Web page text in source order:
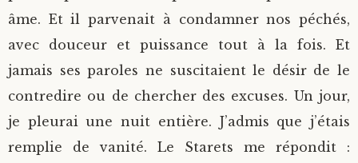
âme. Et il parvenait à condamner nos péchés,
avec douceur et puissance tout à la fois. Et
jamais ses paroles ne suscitaient le désir de le
contredire ou de chercher des excuses. Un jour,
je pleurai une nuit entière. J’admis que j’étais
remplie de vanité. Le Starets me répondit :